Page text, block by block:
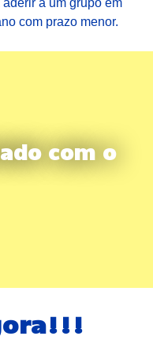
a um grupo em
com prazo menor.
com o